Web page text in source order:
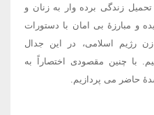
زندگی برده وار به زنان و
و مبارزۀ بی امان با دستورات
رژیم اسلامی، در این جدال
با چنین مقصودی اختصاراً به
حاضر می پردازیم.